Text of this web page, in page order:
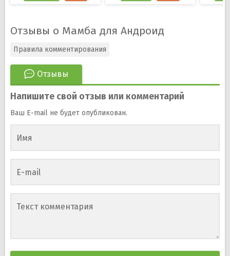
Отзывы о Мамба для Андроид
Отзывы
Правила комментирования
Напишите свой отзыв или комментарий
Ваш E-mail не будет опубликован.
Имя
E-mail
Текст комментария